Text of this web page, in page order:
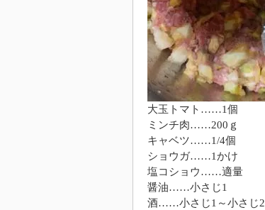
大玉トマト……1個
ミンチ肉……200ｇ
キャベツ……1/4個
ショウガ……1かけ
塩コショウ……適量
醤油……小さじ1
酒……小さじ1～小さじ2